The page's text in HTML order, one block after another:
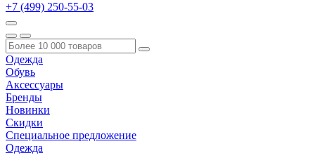
+7 (499) 250-55-03
Одежда
Обувь
Аксессуары
Бренды
Новинки
Скидки
Специальное предложение
Одежда